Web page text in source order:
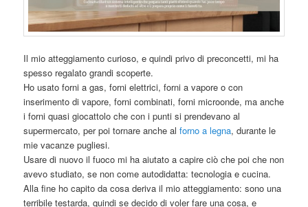
Il mio atteggiamento curioso, e quindi privo di preconcetti, mi ha
spesso regalato grandi scoperte.
Ho usato forni a gas, forni elettrici, forni a vapore o con
inserimento di vapore, forni combinati, forni microonde, ma anche
i forni quasi giocattolo che con i punti si prendevano al
supermercato, per poi tornare anche alforno a legna, durante le
mie vacanze pugliesi.
Usare di nuovo il fuoco mi ha aiutato a capire ciò che poi che non
avevo studiato, se non come autodidatta: tecnologia e cucina.
Alla fine ho capito da cosa deriva il mio atteggiamento: sono una
terribile testarda, quindi se decido di voler fare una cosa, e